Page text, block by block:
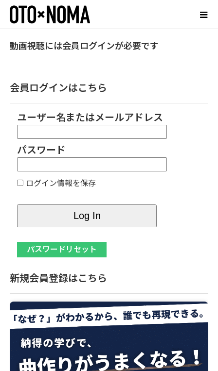
動画視聴には会員ログインが必要です
会員ログインはこちら
ユーザー名またはメールアドレス
パスワード
ログイン情報を保存
新規会員登録はこちら